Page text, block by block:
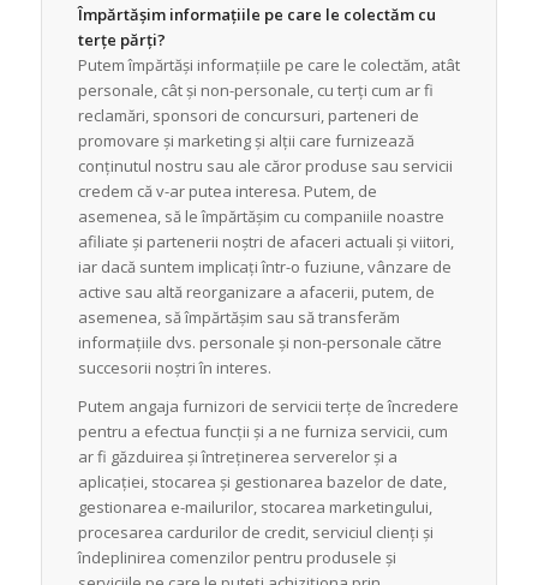
Împărtășim informațiile pe care le colectăm cu
terțe părți?
Putem împărtăși informațiile pe care le colectăm, atât
personale, cât și non-personale, cu terți cum ar fi
reclamări, sponsori de concursuri, parteneri de
promovare și marketing și alții care furnizează
conținutul nostru sau ale căror produse sau servicii
credem că v-ar putea interesa. Putem, de
asemenea, să le împărtășim cu companiile noastre
afiliate și partenerii noștri de afaceri actuali și viitori,
iar dacă suntem implicați într-o fuziune, vânzare de
active sau altă reorganizare a afacerii, putem, de
asemenea, să împărtășim sau să transferăm
informațiile dvs. personale și non-personale către
succesorii noștri în interes.
Putem angaja furnizori de servicii terțe de încredere
pentru a efectua funcții și a ne furniza servicii, cum
ar fi găzduirea și întreținerea serverelor și a
aplicației, stocarea și gestionarea bazelor de date,
gestionarea e-mailurilor, stocarea marketingului,
procesarea cardurilor de credit, serviciul clienți și
îndeplinirea comenzilor pentru produsele și